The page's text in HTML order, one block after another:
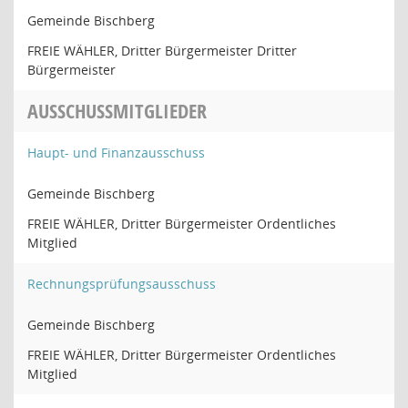
Gemeinde Bischberg
FREIE WÄHLER, Dritter Bürgermeister Dritter
Bürgermeister
AUSSCHUSSMITGLIEDER
Haupt- und Finanzausschuss
Gemeinde Bischberg
FREIE WÄHLER, Dritter Bürgermeister Ordentliches
Mitglied
Rechnungsprüfungsausschuss
Gemeinde Bischberg
FREIE WÄHLER, Dritter Bürgermeister Ordentliches
Mitglied